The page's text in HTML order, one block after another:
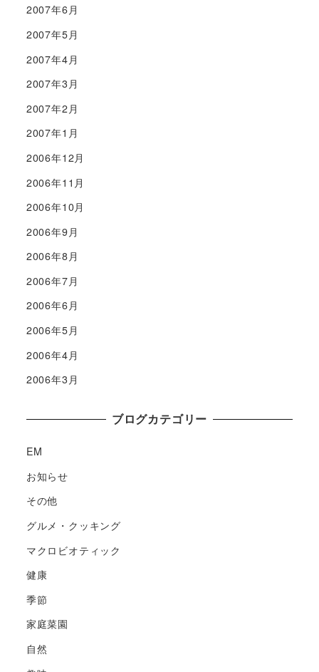
2007年6月
2007年5月
2007年4月
2007年3月
2007年2月
2007年1月
2006年12月
2006年11月
2006年10月
2006年9月
2006年8月
2006年7月
2006年6月
2006年5月
2006年4月
2006年3月
ブログカテゴリー
EM
お知らせ
その他
グルメ・クッキング
マクロビオティック
健康
季節
家庭菜園
自然